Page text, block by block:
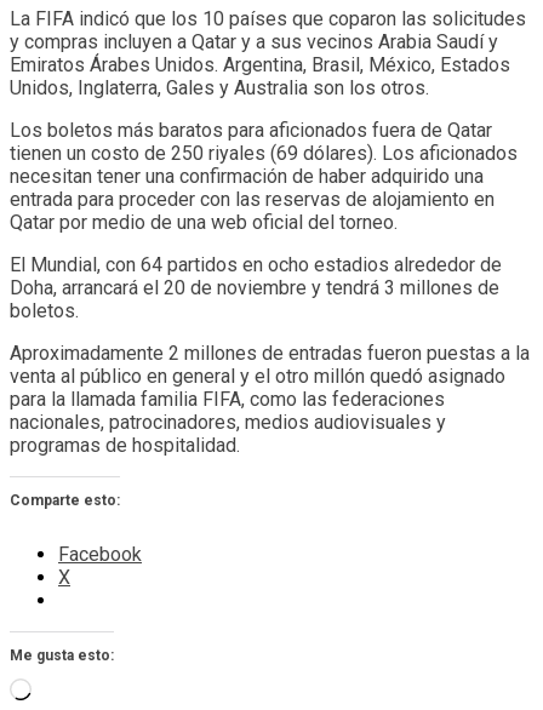
La FIFA indicó que los 10 países que coparon las solicitudes
y compras incluyen a Qatar y a sus vecinos Arabia Saudí y
Emiratos Árabes Unidos. Argentina, Brasil, México, Estados
Unidos, Inglaterra, Gales y Australia son los otros.
Los boletos más baratos para aficionados fuera de Qatar
tienen un costo de 250 riyales (69 dólares). Los aficionados
necesitan tener una confirmación de haber adquirido una
entrada para proceder con las reservas de alojamiento en
Qatar por medio de una web oficial del torneo.
El Mundial, con 64 partidos en ocho estadios alrededor de
Doha, arrancará el 20 de noviembre y tendrá 3 millones de
boletos.
Aproximadamente 2 millones de entradas fueron puestas a la
venta al público en general y el otro millón quedó asignado
para la llamada familia FIFA, como las federaciones
nacionales, patrocinadores, medios audiovisuales y
programas de hospitalidad.
Comparte esto:
Facebook
X
Me gusta esto:
Cargando...